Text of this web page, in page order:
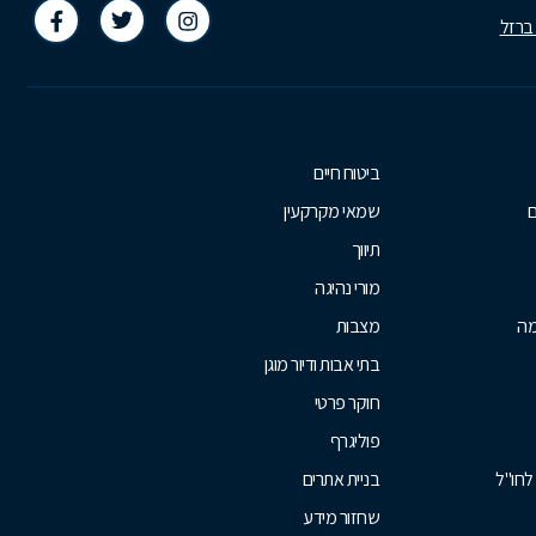
לחו"ל
ביטוח חיים
שמאי מקרקעין
תיווך
מורי נהיגה
מצבות
בתי אבות ודיור מוגן
חוקר פרטי
פוליגרף
בניית אתרים
שחזור מידע